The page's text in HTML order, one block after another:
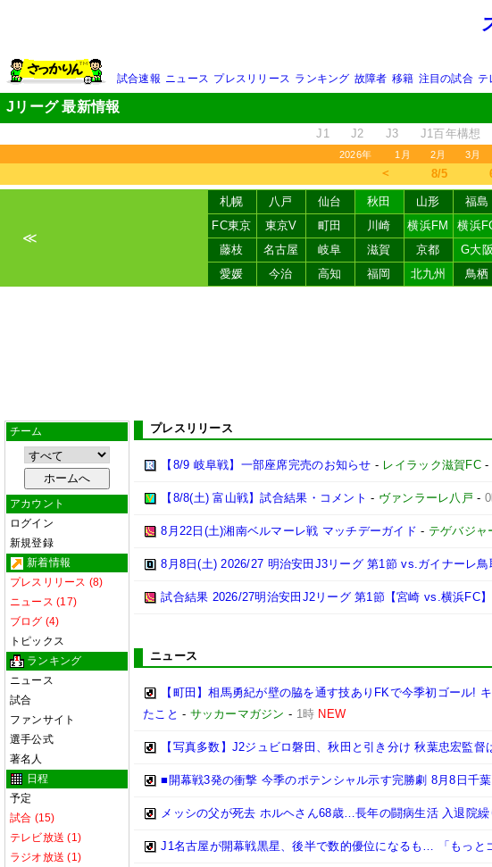
試合速報 ニュース プレスリリース ランキング 故障者 移籍 注目の試合 テ
Jリーグ 最新情報
J1 J2 J3 J1百年構想
2026年 1月 2月 3月
＜ 8/5
≪
札幌 八戸 仙台 秋田 山形 福島
FC東京
東京V 町田 川崎 横浜FM 横浜
藤枝
名古屋 岐阜 滋賀 京都 G大阪
愛媛
今治 高知 福岡 北九州 鳥栖
チーム
アカウント
ログイン
新規登録
新着情報
プレスリリース (8)
ニュース (17)
ブログ (4)
トピックス
ランキング
ニュース
試合
ファンサイト
選手公式
著名人
日程
予定
試合 (15)
テレビ放送 (1)
ラジオ放送 (1)
プレスリリース
【8/9 岐阜戦】一部座席完売のお知らせ - レイラック滋賀FC-
【8/8(土) 富山戦】試合結果・コメント - ヴァンラーレ八戸 -
8月22日(土)湘南ベルマーレ戦 マッチデーガイド - テゲバジャ
8月8日(土) 2026/27 明治安田J3リーグ 第1節 vs.ガイナーレ
試合結果 2026/27明治安田J2リーグ 第1節【宮崎 vs.横浜FC】
ニュース
【町田】相馬勇紀が壁の脇を通す技ありFKで今季初ゴール!
たこと - サッカーマガジン - 1時 NEW
【写真多数】J2ジュビロ磐田、秋田と引き分け 秋葉忠宏監督
■開幕戦3発の衝撃 今季のポテンシャル示す完勝劇 8月8日千
メッシの父が死去 ホルヘさん68歳…長年の闘病生活 入退院繰
J1名古屋が開幕戦黒星、後半で数的優位になるも… 「もっと